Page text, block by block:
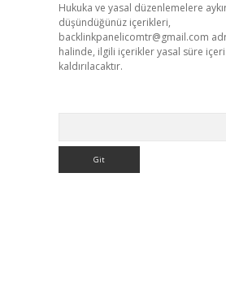
Hukuka ve yasal düzenlemelere
düşündüğünüz içerikleri,
backlinkpanelicomtr@gmail.com
halinde, ilgili içerikler yasal süre
kaldırılacaktır.